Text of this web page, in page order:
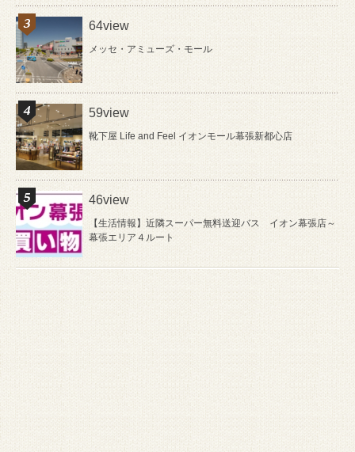
64view
メッセ・アミューズ・モール
59view
靴下屋 Life and Feel イオンモール幕張新都心店
46view
【生活情報】近隣スーパー無料送迎バス イオン幕張店～
幕張エリア４ルート